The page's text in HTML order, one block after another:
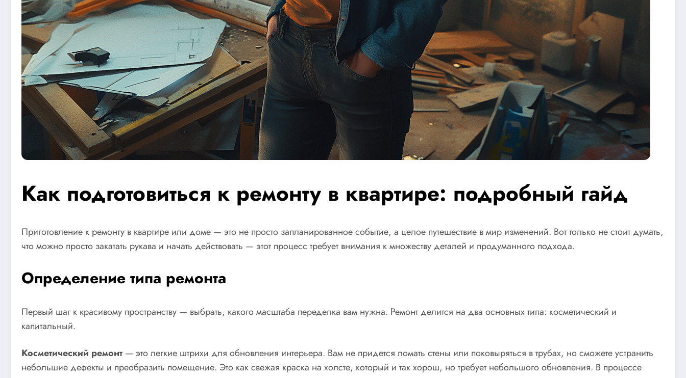
Как подготовиться к ремонту в квартире: подробный гайд
Приготовление к ремонту в квартире или доме — это не просто запланированное событие, а целое путешествие в мир изменений. Вот только не стоит думать,
что можно просто закатать рукава и начать действовать — этот процесс требует внимания к множеству деталей и продуманного подхода.
Определение типа ремонта
Первый шаг к красивому пространству — выбрать, какого масштаба переделка вам нужна. Ремонт делится на два основных типа: косметический и
капитальный.
Косметический ремонт — это легкие штрихи для обновления интерьера. Вам не придется ломать стены или поковыряться в трубах, но сможете устранить
небольшие дефекты и преобразить помещение. Это как свежая краска на холсте, который и так хорош, но требует небольшого обновления. В процессе